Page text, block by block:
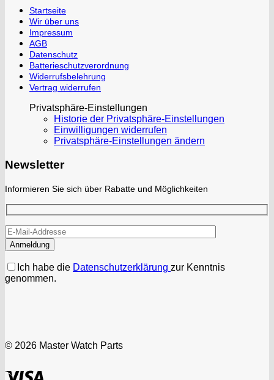
Startseite
Wir über uns
Impressum
AGB
Datenschutz
Batterieschutzverordnung
Widerrufsbelehrung
Vertrag widerrufen
Privatsphäre-Einstellungen
Historie der Privatsphäre-Einstellungen
Einwilligungen widerrufen
Privatsphäre-Einstellungen ändern
Newsletter
Informieren Sie sich über Rabatte und Möglichkeiten
Ich habe die Datenschutzerklärung zur Kenntnis
genommen.
© 2026 Master Watch Parts